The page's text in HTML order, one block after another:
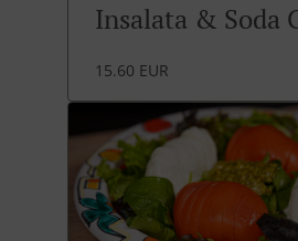
Insalata & Soda
15.60 EUR